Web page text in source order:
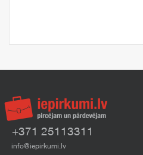
+371 25113311
info@iepirkumi.lv